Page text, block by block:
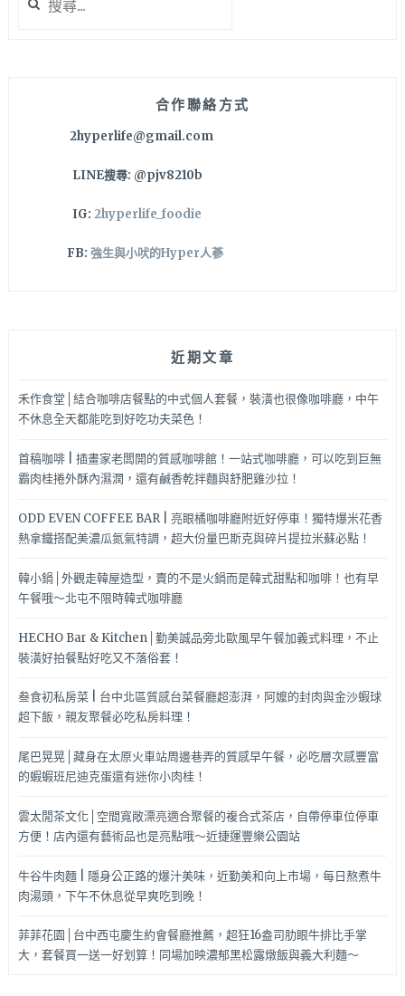
尋
合作聯絡方式
2hyperlife@gmail.com
LINE搜尋: @pjv8210b
IG: 2hyperlife_foodie
FB: 強生與小吠的Hyper人蔘
近期文章
禾作食堂│結合咖啡店餐點的中式個人套餐，裝潢也很像咖啡廳，中午
不休息全天都能吃到好吃功夫菜色！
首稿咖啡 | 插畫家老闆開的質感咖啡館！一站式咖啡廳，可以吃到巨無
霸肉桂捲外酥內濕潤，還有鹹香乾拌麵與舒肥雞沙拉！
ODD EVEN COFFEE BAR | 亮眼橘咖啡廳附近好停車！獨特爆米花香
熱拿鐵搭配美濃瓜氮氣特調，超大份量巴斯克與碎片提拉米蘇必點！
韓小鍋│外觀走韓屋造型，賣的不是火鍋而是韓式甜點和咖啡！也有早
午餐哦～北屯不限時韓式咖啡廳
HECHO Bar & Kitchen│勤美誠品旁北歐風早午餐加義式料理，不止
裝潢好拍餐點好吃又不落俗套！
叁食初私房菜 | 台中北區質感台菜餐廳超澎湃，阿嬤的封肉與金沙蝦球
超下飯，親友聚餐必吃私房料理！
尾巴晃晃│藏身在太原火車站周邊巷弄的質感早午餐，必吃層次感豐富
的蝦蝦班尼迪克蛋還有迷你小肉桂！
雲太閒茶文化│空間寬敞漂亮適合聚餐的複合式茶店，自帶停車位停車
方便！店內還有藝術品也是亮點哦～近捷運豐樂公園站
牛谷牛肉麵 | 隱身公正路的爆汁美味，近勤美和向上市場，每日熬煮牛
肉湯頭，下午不休息從早爽吃到晚！
菲菲花園│台中西屯慶生約會餐廳推薦，超狂16盎司肋眼牛排比手掌
大，套餐買一送一好划算！同場加映濃郁黑松露燉飯與義大利麵～